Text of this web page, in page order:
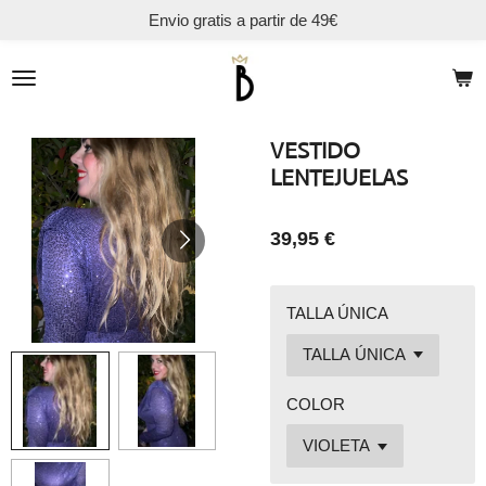
contenido
Envio gratis a partir de 49€
VESTIDO
LENTEJUELAS
39,95 €
TALLA ÚNICA
COLOR